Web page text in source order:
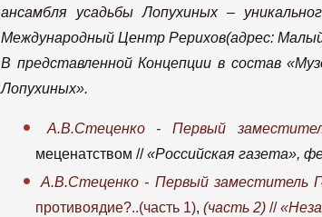
ансамбля усадьбы Лопухиных –
Международный Центр Рерихов(адрес:
В представленной Концепции в состав
Лопухиных».
А.В.Стеценко - Первый
меценатством //«Российская газета»,
А.В.Стеценко - Первый заместитель
противоядие?..(часть 1), (часть 2) //